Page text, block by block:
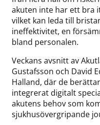
akuten inte har ett bra
vilket kan leda till
ineffektivitet, en
bland personalen.
Veckans avsnitt av
Gustafsson och David
Halland, där de
integrerat digitalt
akutens behov som
sjukhusövergripande